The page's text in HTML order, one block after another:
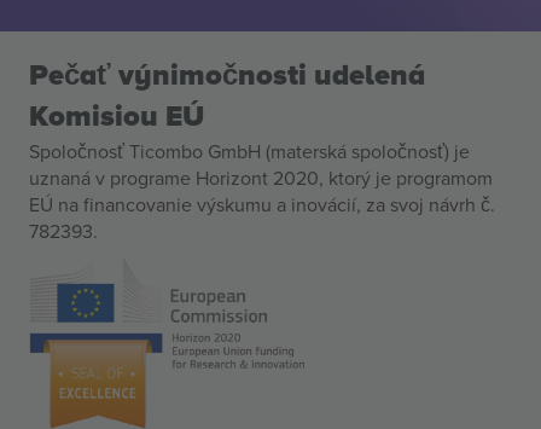
Pečať výnimočnosti udelená
Komisiou EÚ
Spoločnosť Ticombo GmbH (materská spoločnosť) je
uznaná v programe Horizont 2020, ktorý je programom
EÚ na financovanie výskumu a inovácií, za svoj návrh č.
782393.